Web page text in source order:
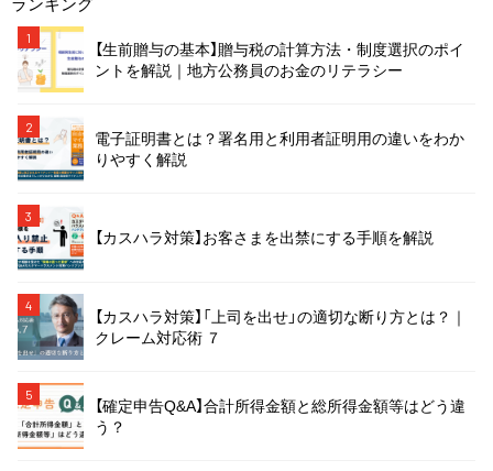
1
【生前贈与の基本】贈与税の計算方法・制度選択のポイ
ントを解説｜地方公務員のお金のリテラシー
2
電子証明書とは？署名用と利用者証明用の違いをわか
りやすく解説
3
【カスハラ対策】お客さまを出禁にする手順を解説
4
【カスハラ対策】「上司を出せ」の適切な断り方とは？｜
クレーム対応術 ７
5
【確定申告Q&A】合計所得金額と総所得金額等はどう違
う？